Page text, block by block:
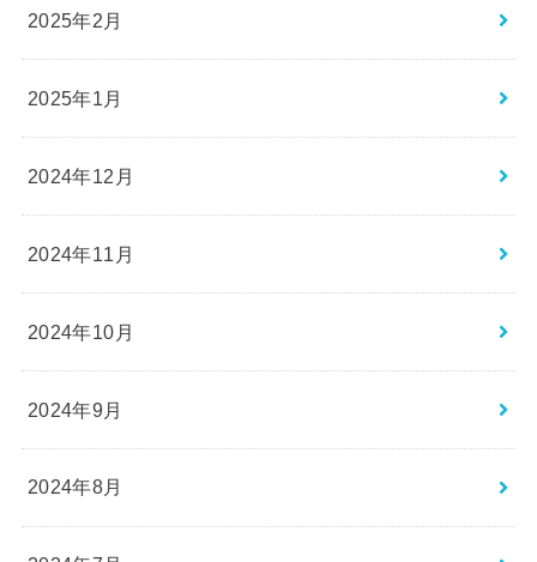
2025年2月
2025年1月
2024年12月
2024年11月
2024年10月
2024年9月
2024年8月